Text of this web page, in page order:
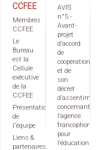
CCFEE
Membres
CCFEE
Le
Bureau
est la
Cellule
exécutive
de la
CCFEE
Présentation
de
l'équipe
Liens &
partenaires
AVIS
n°5 -
Avant-
projet
d’accord
de
coopération
et de
son
décret
d’assentiment
concernant
l’agence
francophone
pour
l’éducation